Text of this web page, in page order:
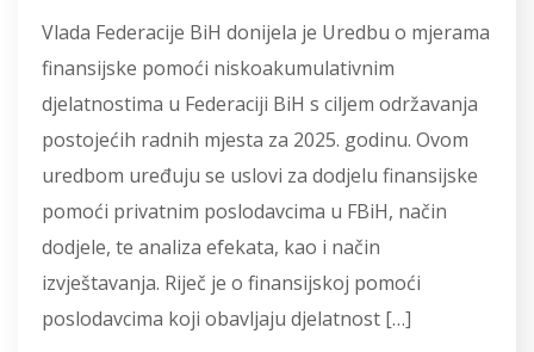
Vlada Federacije BiH donijela je Uredbu o mjerama
finansijske pomoći niskoakumulativnim
djelatnostima u Federaciji BiH s ciljem održavanja
postojećih radnih mjesta za 2025. godinu. Ovom
uredbom uređuju se uslovi za dodjelu finansijske
pomoći privatnim poslodavcima u FBiH, način
dodjele, te analiza efekata, kao i način
izvještavanja. Riječ je o finansijskoj pomoći
poslodavcima koji obavljaju djelatnost […]